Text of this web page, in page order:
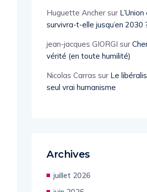
Huguette Ancher sur
survivra-t-elle jusqu’en 2030
jean-jacques GIORGI sur
vérité (en toute humilité)
Nicolas Carras sur Le
seul vrai humanisme
Archives
juillet 2026